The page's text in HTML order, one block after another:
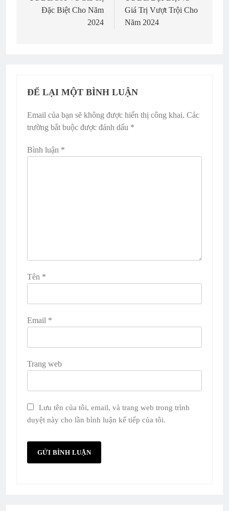
viếtĐặc Biệt Cho Năm
2024
Giá Trị Vượt Trội Cho
Năm 2024
ĐỂ LẠI MỘT BÌNH LUẬN
Email của bạn sẽ không được hiển thị công khai. Các
trường bắt buộc được đánh dấu *
Bình luận *
Tên *
Email *
Trang web
Lưu tên của tôi, email, và trang web trong trình
duyệt này cho lần bình luận kế tiếp của tôi.